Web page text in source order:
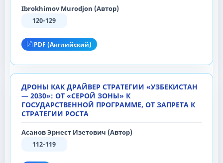
Ibrokhimov Murodjon (Автор)
120-129
PDF (Английский)
ДРОНЫ КАК ДРАЙВЕР СТРАТЕГИИ «УЗБЕКИСТАН
— 2030»: OТ «СЕРОЙ ЗОНЫ» К
ГОСУДАРСТВЕННОЙ ПРОГРАММЕ, ОТ ЗАПРЕТА К
СТРАТЕГИИ РОСТА
Асанов Эрнест Изетович (Автор)
112-119